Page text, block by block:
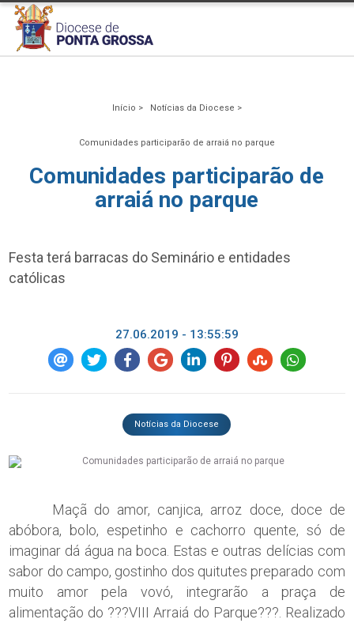
Início > Notícias da Diocese >
Comunidades participarão de arraiá no parque
Comunidades participarão de
arraiá no parque
Festa terá barracas do Seminário e entidades
católicas
27.06.2019 - 13:55:59
Notícias da Diocese
Maçã do amor, canjica, arroz doce, doce de
abóbora, bolo, espetinho e cachorro quente, só de
imaginar dá água na boca. Estas e outras delícias com
sabor do campo, gostinho dos quitutes preparado com
muito amor pela vovó, integrarão a praça de
alimentação do ???VIII Arraiá do Parque???. Realizado